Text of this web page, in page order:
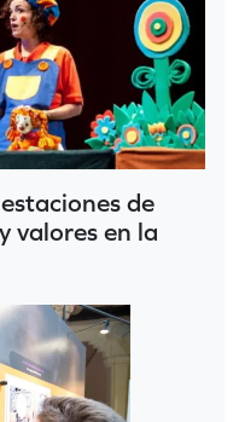
de
valores en la